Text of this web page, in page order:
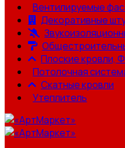
Вентилируемые
Декоративные
Плоские кровли,
Потолочная
Скатные кровли
Утеплитель